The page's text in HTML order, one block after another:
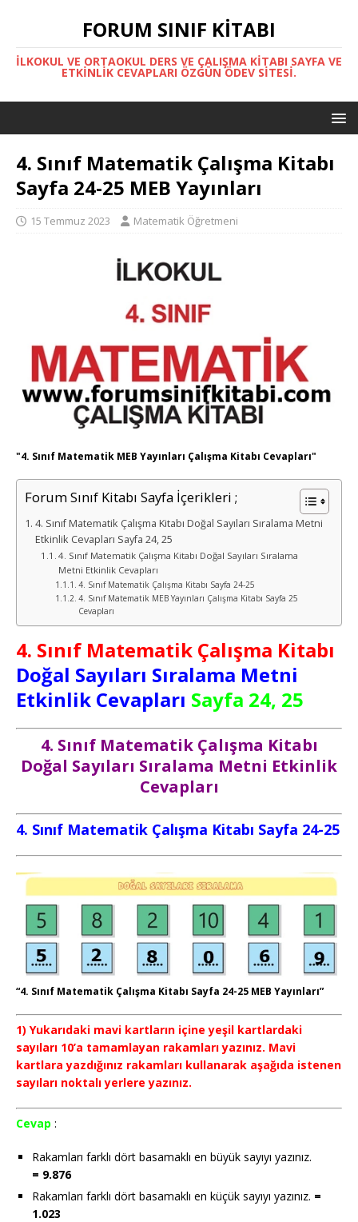
FORUM SINIF KITABI
İLKOKUL VE ORTAOKUL DERS VE ÇALIŞMA KITABI SAYFA VE
ETKINLIK CEVAPLARI ÖZGÜN ÖDEV SITESI.
4. Sınıf Matematik Çalışma Kitabı
Sayfa 24-25 MEB Yayınları
15 Temmuz 2023 Matematik Öğretmeni
"4. Sınıf Matematik MEB Yayınları Çalışma Kitabı Cevapları"
Forum Sınıf Kitabı Sayfa İçerikleri ;
4. Sınıf Matematik Çalışma Kitabı Doğal Sayıları Sıralama Metni
Etkinlik Cevapları Sayfa 24, 25
4. Sınıf Matematik Çalışma Kitabı Doğal Sayıları Sıralama
Metni Etkinlik Cevapları
4. Sınıf Matematik Çalışma Kitabı Sayfa 24-25
4. Sınıf Matematik MEB Yayınları Çalışma Kitabı Sayfa 25
Cevapları
4. Sınıf Matematik Çalışma Kitabı
Doğal Sayıları Sıralama Metni
Etkinlik Cevapları Sayfa 24, 25
4. Sınıf Matematik Çalışma Kitabı
Doğal Sayıları Sıralama Metni Etkinlik
Cevapları
4. Sınıf Matematik Çalışma Kitabı Sayfa 24-25
“4. Sınıf Matematik Çalışma Kitabı Sayfa 24-25 MEB Yayınları”
1) Yukarıdaki mavi kartların içine yeşil kartlardaki
sayıları 10’a tamamlayan rakamları yazınız. Mavi
kartlara yazdığınız rakamları kullanarak aşağıda istenen
sayıları noktalı yerlere yazınız.
Cevap :
Rakamları farklı dört basamaklı en büyük sayıyı yazınız.
= 9.876
Rakamları farklı dört basamaklı en küçük sayıyı yazınız. =
1.023